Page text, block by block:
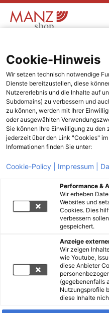
Cookie-Hinweis
Wir setzen technisch notwendige
Dienste bereitzustellen, diese
Nutzererlebnis und die Inhalte auf
Subdomains) zu verbessern und
zu können, werden mit Ihrer
oder ausgewählten
Sie können Ihre Einwilligung zu
jederzeit über den Link "Cookies"
Informationen finden Sie unter:
Cookie-Policy | Impressum |
Performance &
Wir erheben
Websites und
Cookies. Dies
verbessern
gespeichert.
Anzeige
Wir zeigen
wie Youtube,
diese Anbieter
(gegebenenfalls
Nutzungsprofile
diese Inhalte